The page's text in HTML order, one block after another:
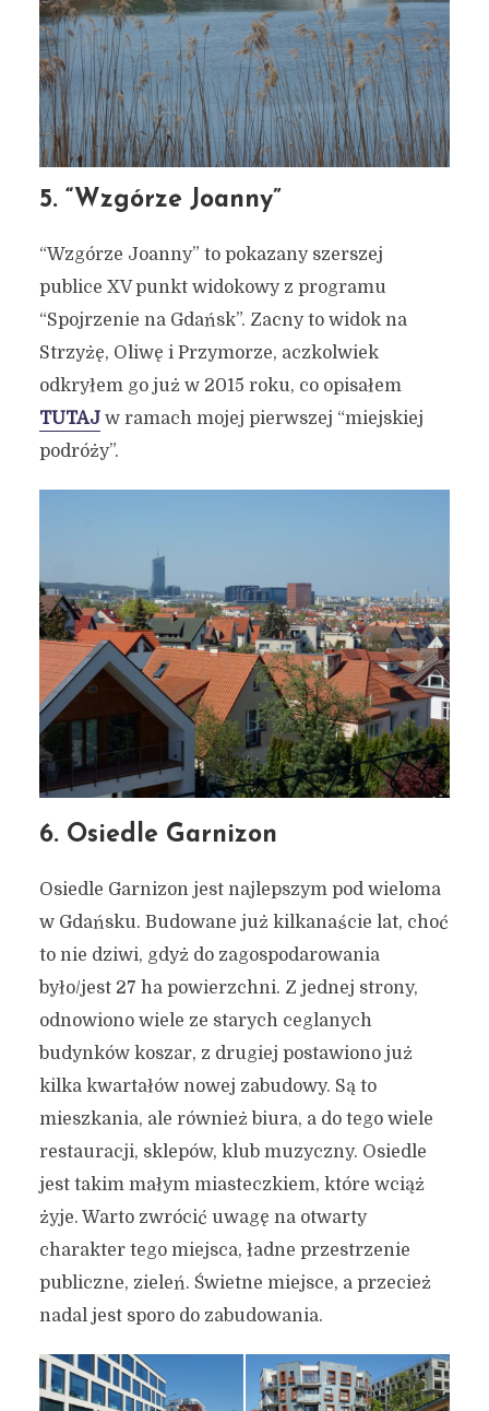
Rowerem przez Gdańsk #1 –
7 pięknych miejsc na trasie
Kokoszki – Oliwa
16 maja 2021
3 min czytania
Autor:Kamil Sulewski
5. “Wzgórze Joanny”
“Wzgórze Joanny” to pokazany szerszej
publice XV punkt widokowy z programu
“Spojrzenie na Gdańsk”. Zacny to widok na
Strzyżę, Oliwę i Przymorze, aczkolwiek
odkryłem go już w 2015 roku, co opisałem
TUTAJw ramach mojej pierwszej “miejskiej
podróży”.
6. Osiedle Garnizon
Osiedle Garnizon jest najlepszym pod wieloma
w Gdańsku. Budowane już kilkanaście lat, choć
to nie dziwi, gdyż do zagospodarowania
było/jest 27 ha powierzchni. Z jednej strony,
odnowiono wiele ze starych ceglanych
budynków koszar, z drugiej postawiono już
kilka kwartałów nowej zabudowy. Są to
mieszkania, ale również biura, a do tego wiele
restauracji, sklepów, klub muzyczny. Osiedle
jest takim małym miasteczkiem, które wciąż
żyje. Warto zwrócić uwagę na otwarty
charakter tego miejsca, ładne przestrzenie
publiczne, zieleń. Świetne miejsce, a przecież
nadal jest sporo do zabudowania.